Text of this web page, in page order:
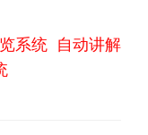
系统 自动讲解